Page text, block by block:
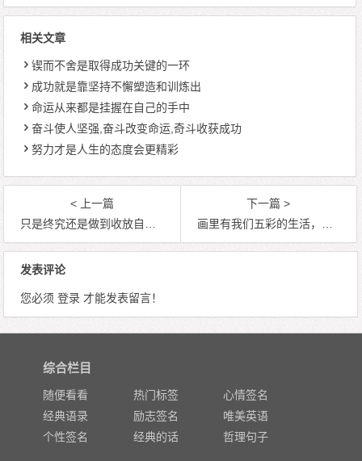
相关文章
锲而不舍是取得成功关键的一环
成功就是靠坚持不懈塑造和训炼出
命运从来都是挂握在自己的手中
奋斗使人坚强,奋斗改变命运,奇斗收获成功
努力才是人生的态度会更精彩
< 上一篇
只是终究还是做到收放自如，懂得取舍
下一篇 >
画里有我们五彩的生活，记录了难忘的岁月
发表评论
您必须 登录才能发表留言！
综合栏目
随便看看 热门标签
心情签名
经典语录
励志签名
唯美英语
个性签名
经典的话 哲理句子